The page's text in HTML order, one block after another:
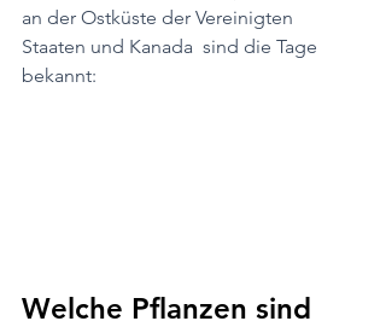
an der Ostküste der Vereinigten
Staaten und Kanada  sind die Tage
bekannt:
Welche Pflanzen sind